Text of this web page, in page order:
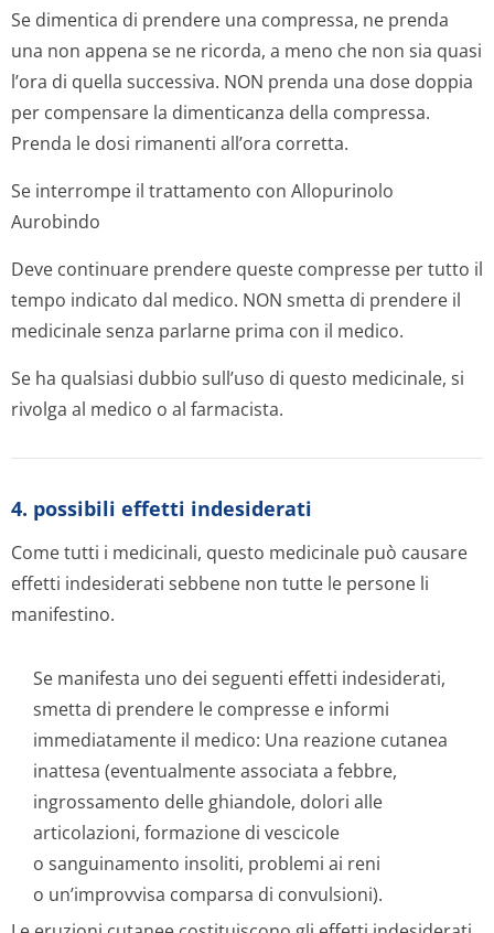
Se dimentica di prendere una compressa, ne prenda
una non appena se ne ricorda, a meno che non sia quasi
l’ora di quella successiva. NON prenda una dose doppia
per compensare la dimenticanza della compressa.
Prenda le dosi rimanenti all’ora corretta.
Se interrompe il trattamento con Allopurinolo
Aurobindo
Deve continuare prendere queste compresse per tutto il
tempo indicato dal medico. NON smetta di prendere il
medicinale senza parlarne prima con il medico.
Se ha qualsiasi dubbio sull’uso di questo medicinale, si
rivolga al medico o al farmacista.
4. possibili effetti indesiderati
Come tutti i medicinali, questo medicinale può causare
effetti indesiderati sebbene non tutte le persone li
manifestino.
Se manifesta uno dei seguenti effetti indesiderati,
smetta di prendere le compresse e informi
immediatamente il medico: Una reazione cutanea
inattesa (eventualmente associata a febbre,
ingrossamento delle ghiandole, dolori alle
articolazioni, formazione di vescicole
o sanguinamento insoliti, problemi ai reni
o un’improvvisa comparsa di convulsioni).